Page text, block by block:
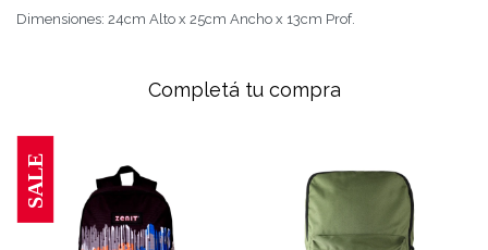
Dimensiones: 24cm Alto x 25cm Ancho x 13cm Prof.
Completá tu compra